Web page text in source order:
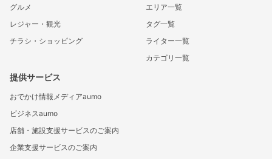
グルメ
レジャー・観光
チラシ・ショッピング
エリア一覧
タグ一覧
ライター一覧
カテゴリ一覧
提供サービス
おでかけ情報メディアaumo
ビジネスaumo
店舗・施設支援サービスのご案内
企業支援サービスのご案内